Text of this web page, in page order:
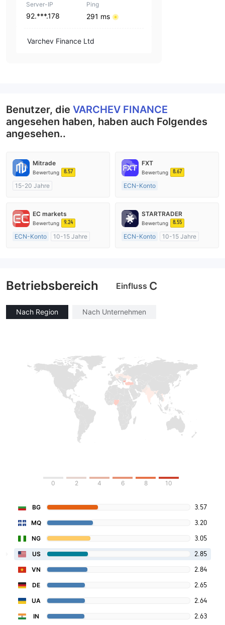
Server-IP
92.***.178
Ping
291 ms
Varchev Finance Ltd
Benutzer, die VARCHEV FINANCE
angesehen haben, haben auch Folgendes
angesehen..
Mitrade
Bewertung 8.57
15-20 Jahre
Market Making (MM)
Selbstforschung
FXT
Bewertung 8.67
ECN-Konto
AustralienRegulierung
Market Making (MM)
EC markets
Bewertung 9.24
ECN-Konto
10-15 Jahre
STARTRADER
Bewertung 8.55
ECN-Konto
10-15 Jahre
Betriebsbereich Einfluss C
Nach Region Nach Unternehmen
0 2 4 6 8 10
BG 3.57
MQ 3.20
NG 3.05
US 2.85
VN 2.84
DE 2.65
UA 2.64
IN 2.63